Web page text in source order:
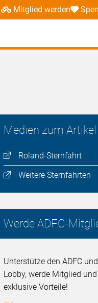
Mitglied werden
Medien zum Artikel
Roland-Sternfahrt
Weitere Sternfahrten
Werde ADFC-
Unterstütze den ADFC
Lobby, werde Mitglied
exklusive Vorteile!